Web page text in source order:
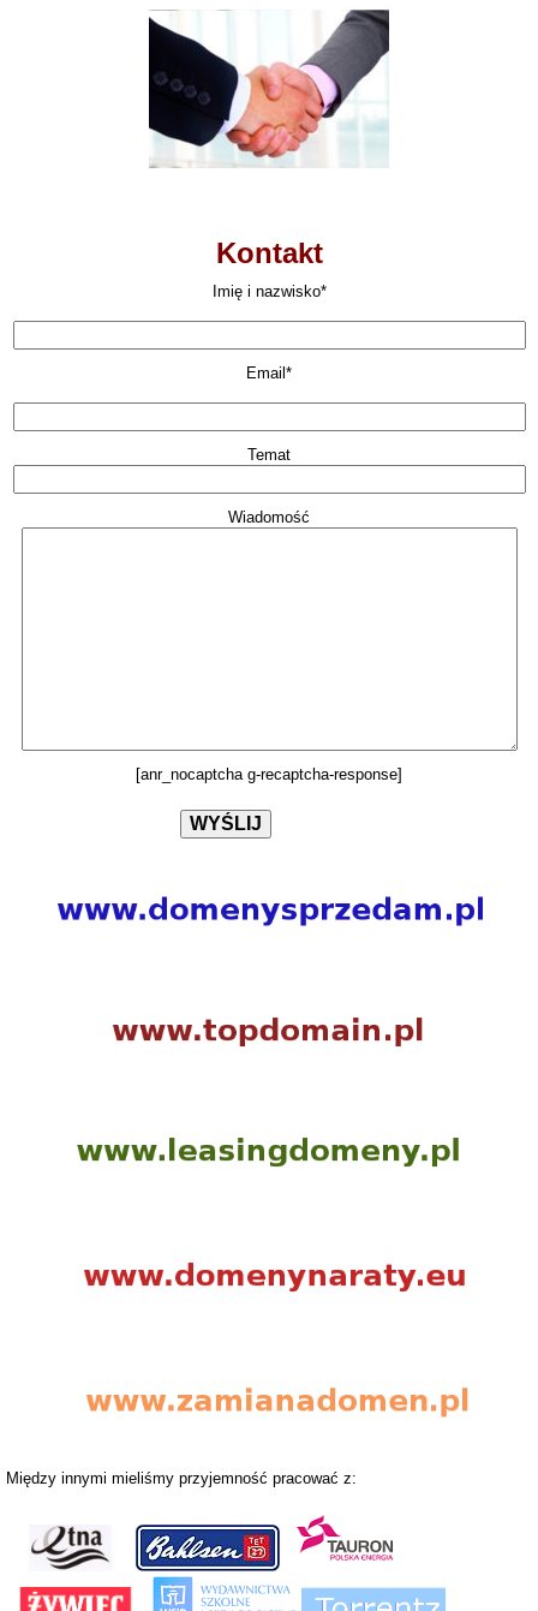
Kontakt
Imię i nazwisko*
Email*
Temat
Wiadomość
[anr_nocaptcha g-recaptcha-response]
Między innymi mieliśmy przyjemność pracować z: